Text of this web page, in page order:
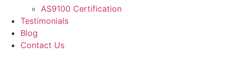
AS9100 Certification
Testimonials
Blog
Contact Us